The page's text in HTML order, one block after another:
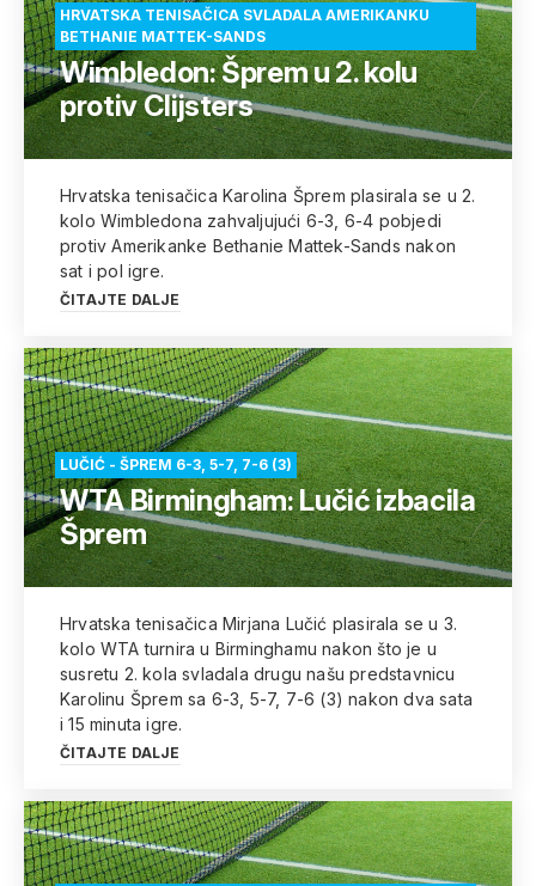
HRVATSKA TENISAČICA SVLADALA AMERIKANKU
BETHANIE MATTEK-SANDS
Wimbledon: Šprem u 2. kolu
protiv Clijsters
Hrvatska tenisačica Karolina Šprem plasirala se u 2.
kolo Wimbledona zahvaljujući 6-3, 6-4 pobjedi
protiv Amerikanke Bethanie Mattek-Sands nakon
sat i pol igre.
ČITAJTE DALJE
LUČIĆ - ŠPREM 6-3, 5-7, 7-6 (3)
WTA Birmingham: Lučić izbacila
Šprem
Hrvatska tenisačica Mirjana Lučić plasirala se u 3.
kolo WTA turnira u Birminghamu nakon što je u
susretu 2. kola svladala drugu našu predstavnicu
Karolinu Šprem sa 6-3, 5-7, 7-6 (3) nakon dva sata
i 15 minuta igre.
ČITAJTE DALJE